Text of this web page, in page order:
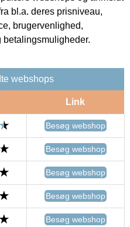
bl.a. deres prisniveau,
brugervenlighed,
betalingsmuligheder.
webshops
Link
Besøg webshop
Besøg webshop
Besøg webshop
Besøg webshop
Besøg webshop